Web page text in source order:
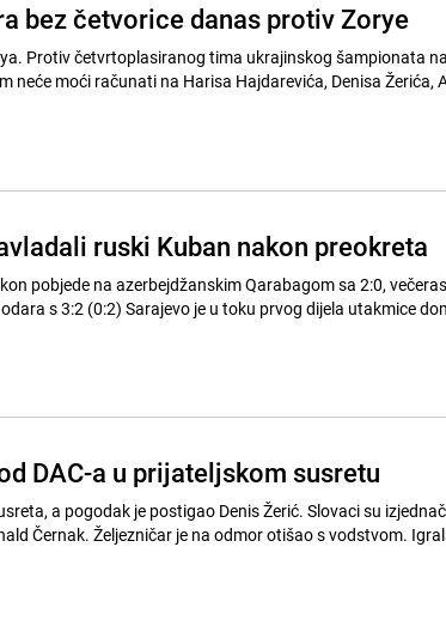
bez četvorice danas protiv Zorye
Protiv četvrtoplasiranog tima ukrajinskog šampionata
neće moći računati na Harisa Hajdarevića, Denisa Žerića,
ruski Kuban nakon preokreta
pobjede na azerbejdžanskim Qarabagom sa 2:0,
s 3:2 (0:2) Sarajevo je u toku prvog dijela utakmice
DAC-a u prijateljskom susretu
a pogodak je postigao Denis Žerić. Slovaci su
Černak. Željezničar je na odmor otišao s vodstvom.